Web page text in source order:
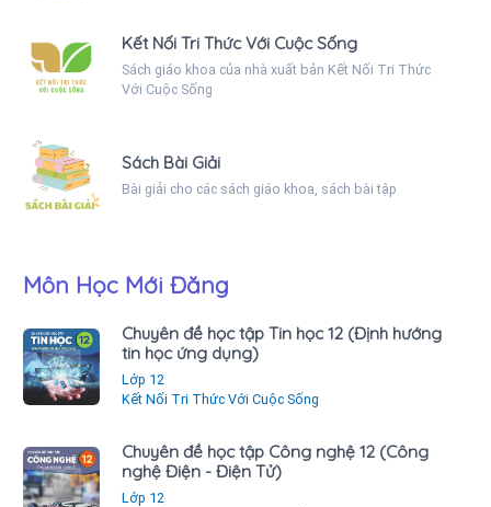
Kết Nối Tri Thức Với Cuộc Sống
Sách giáo khoa của nhà xuất bản Kết Nối Tri Thức
Với Cuộc Sống
Sách Bài Giải
Bài giải cho các sách giáo khoa, sách bài tập
Môn Học Mới Đăng
Chuyên đề học tập Tin học 12 (Định hướng
tin học ứng dụng)
Lớp 12
Kết Nối Tri Thức Với Cuộc Sống
Chuyên đề học tập Công nghệ 12 (Công
nghệ Điện - Điện Tử)
Lớp 12